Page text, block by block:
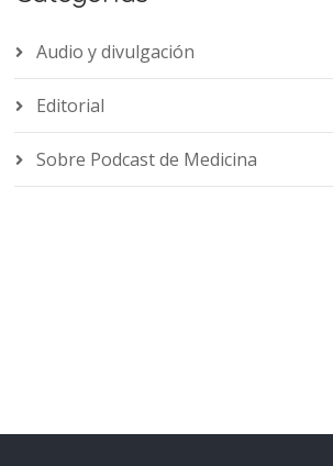
Audio y divulgación
Editorial
Sobre Podcast de Medicina